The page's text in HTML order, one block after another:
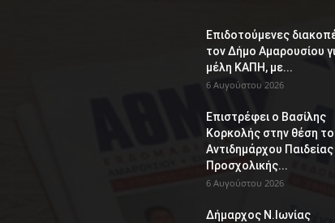
Επιδοτούμενες
τον Δήμο Αμαρουσίου
μέλη ΚΑΠΗ, με...
6 Αυγούστου 2026
Επιστρέφει ο Βασίλης
Κορκολής στην θέση
Αντιδημάρχου Παιδείας
Προσχολικής...
6 Αυγούστου 2026
Δήμαρχος Ν.Ιωνίας